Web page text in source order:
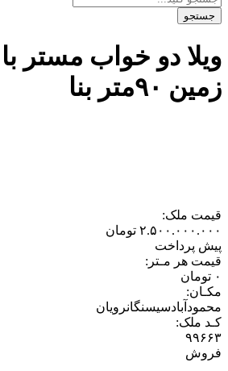
جستجو
زمین ۹۰متر بنا
قیمت ملک:
۲.۵۰۰.۰۰۰.۰۰۰ تومان
پیش پرداخت
قیمت هر مـتر:
۰ تومان
مکـان:
محمودآبادسیسنگانرویان
کـد ملک:
۹۹۶۶۳
فروش